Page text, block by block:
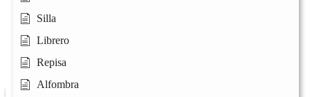
Silla
Librero
Repisa
Alfombra